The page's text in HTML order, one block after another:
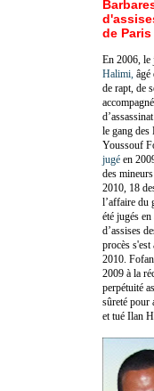
de Paris
En 2006, le
Halimi, âgé
de rapt, de
le gang des
Youssouf
jugé en
des
2010, 18
l’affaire du
été jugés
d’assises
procès s'est
2010.
2009 à la
perpétuité
sûreté pour
et tué Ilan